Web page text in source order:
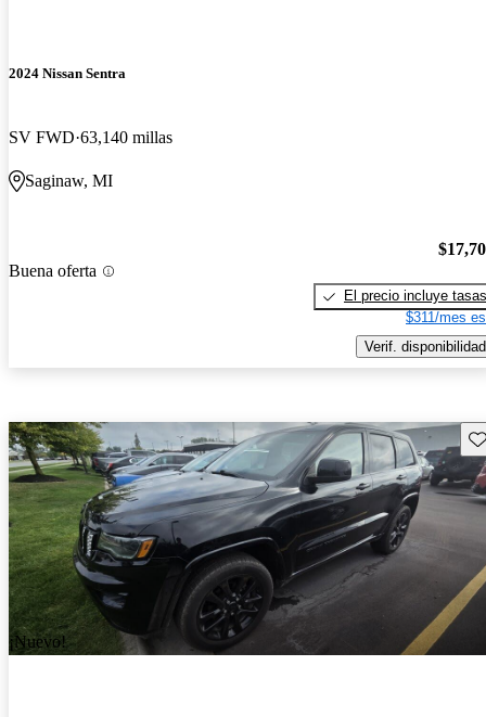
2024 Nissan Sentra
SV FWD 63,140 millas
Saginaw, MI
Buena oferta
El precio incluye tasas
$311/mes
Verif. disponibilidad
¡Nuevo!